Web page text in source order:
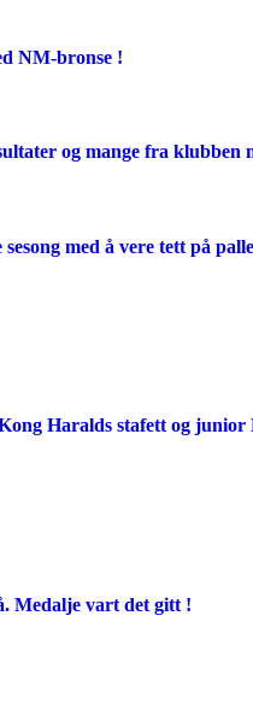
NM-bronse !
og mange fra klubben
sesong med å vere tett på
Haralds stafett og junior
Medalje vart det gitt !